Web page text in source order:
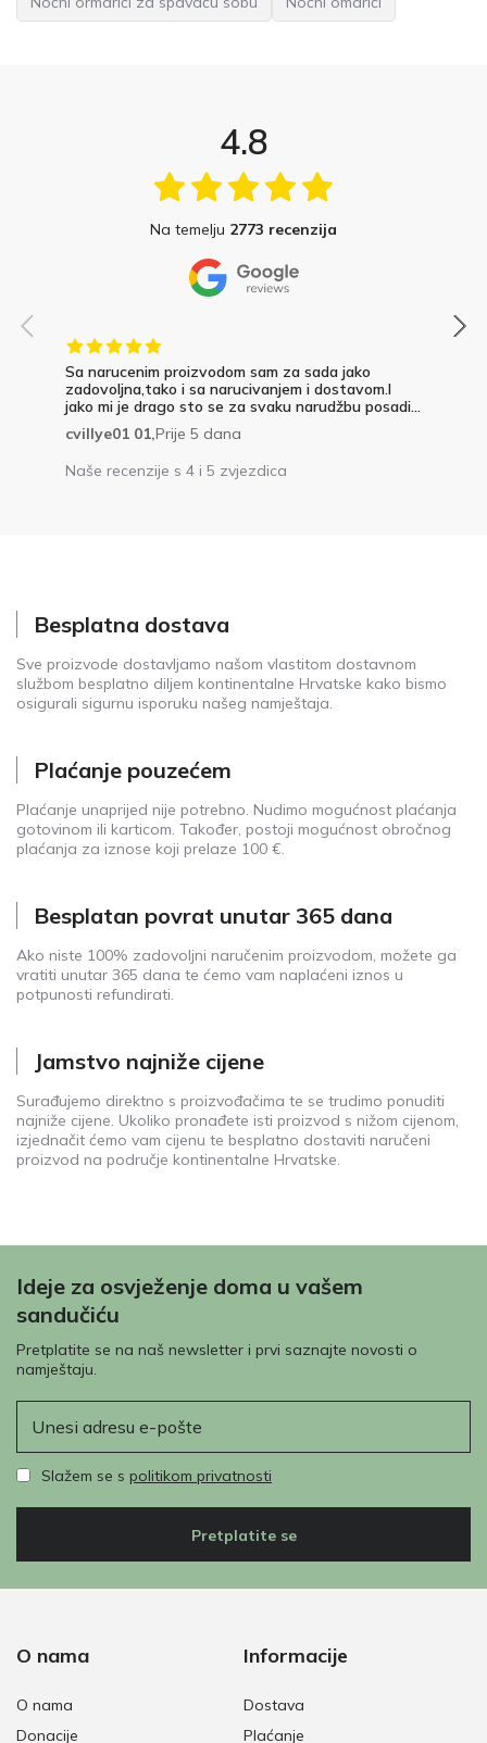
4.8
Na temelju 2773 recenzija
Sa narucenim proizvodom sam za sada jako
zadovoljna,tako i sa narucivanjem i dostavom.I
jako mi je drago sto se za svaku narudžbu posadi...
cvillye01 01,Prije 5 dana
Naše recenzije s 4 i 5 zvjezdica
Besplatna dostava
Sve proizvode dostavljamo našom vlastitom dostavnom
službom besplatno diljem kontinentalne Hrvatske kako bismo
osigurali sigurnu isporuku našeg namještaja.
Plaćanje pouzećem
Plaćanje unaprijed nije potrebno. Nudimo mogućnost plaćanja
gotovinom ili karticom. Također, postoji mogućnost obročnog
plaćanja za iznose koji prelaze 100 €.
Besplatan povrat unutar 365 dana
Ako niste 100% zadovoljni naručenim proizvodom, možete ga
vratiti unutar 365 dana te ćemo vam naplaćeni iznos u
potpunosti refundirati.
Jamstvo najniže cijene
Surađujemo direktno s proizvođačima te se trudimo ponuditi
najniže cijene. Ukoliko pronađete isti proizvod s nižom cijenom,
izjednačit ćemo vam cijenu te besplatno dostaviti naručeni
proizvod na područje kontinentalne Hrvatske.
Ideje za osvježenje doma u vašem
sandučiću
Pretplatite se na naš newsletter i prvi saznajte novosti o
namještaju.
Slažem se s politikom privatnosti
Pretplatite se
O nama
O nama
Donacije
Informacije
Dostava
Plaćanje